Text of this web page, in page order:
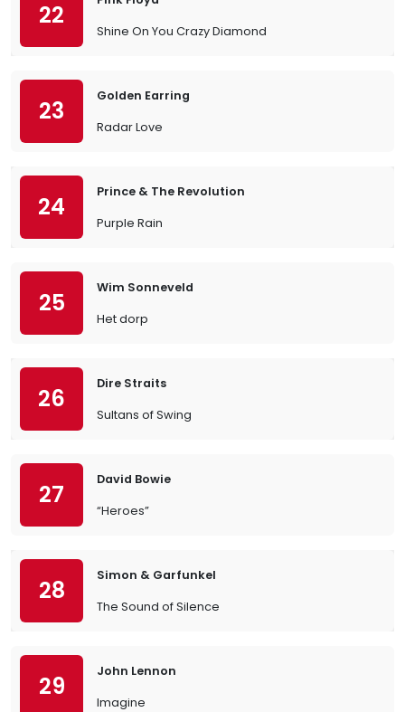
22
Shine On You Crazy Diamond
23
Golden Earring
Radar Love
24
Prince & The Revolution
Purple Rain
25
Wim Sonneveld
Het dorp
26
Dire Straits
Sultans of Swing
27
David Bowie
“Heroes”
28
Simon & Garfunkel
The Sound of Silence
29
John Lennon
Imagine